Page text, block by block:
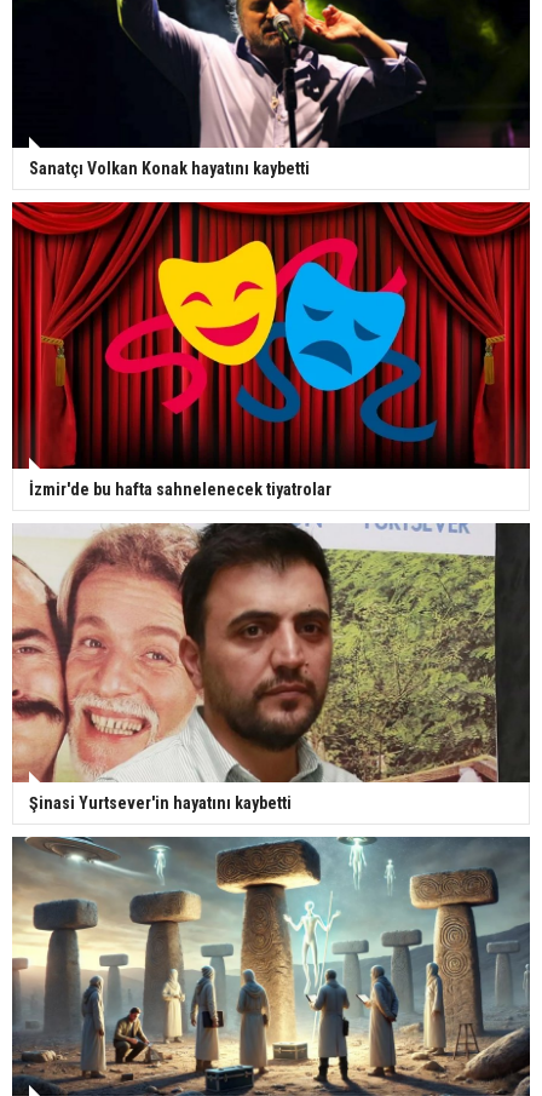
Sanatçı Volkan Konak hayatını kaybetti
İzmir'de bu hafta sahnelenecek tiyatrolar
Şinasi Yurtsever'in hayatını kaybetti